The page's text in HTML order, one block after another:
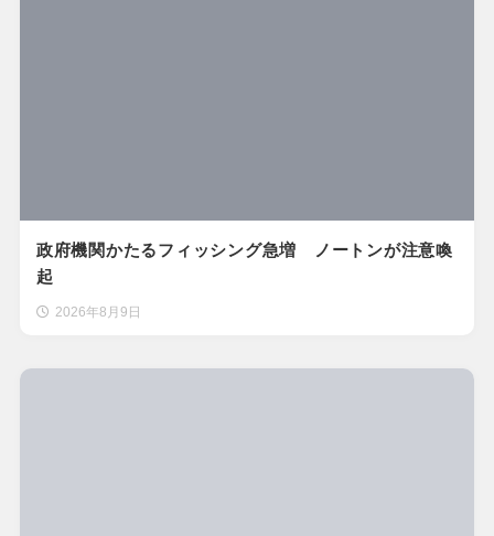
政府機関かたるフィッシング急増 ノートンが注意喚
起
2026年8月9日